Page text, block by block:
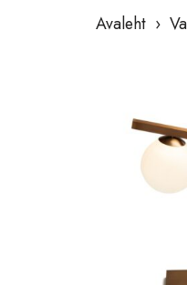
Kummutid, kapid
Diivanilauad, abilauad
Avaleht ›